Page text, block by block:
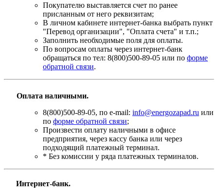
Покупателю выставляется счет по ранее
присланным от него реквизитам;
В личном кабинете интернет-банка выбрать пункт
"Перевод организации", "Оплата счета" и т.п.;
Заполнить необходимые поля для оплаты.
По вопросам оплаты через интернет-банк
обращаться по тел: 8(800)500-89-05 или по форме
обратной связи.
Оплата наличными.
8(800)500-89-05, по e-mail: info@energozapad.ru или
по форме обратной связи;
Произвести оплату наличными в офисе
предприятия, через кассу банка или через
подходящий платежный терминал.
* Без комиссии у ряда платежных терминалов.
Интернет-банк.